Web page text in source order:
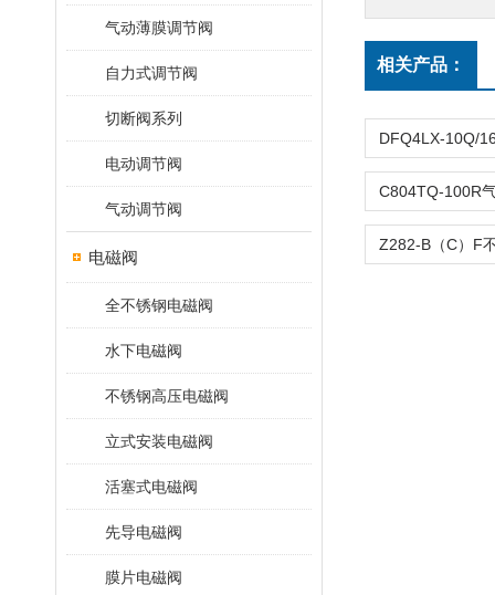
气动薄膜调节阀
自力式调节阀
切断阀系列
电动调节阀
气动调节阀
电磁阀
全不锈钢电磁阀
水下电磁阀
不锈钢高压电磁阀
立式安装电磁阀
活塞式电磁阀
先导电磁阀
膜片电磁阀
相关产品：